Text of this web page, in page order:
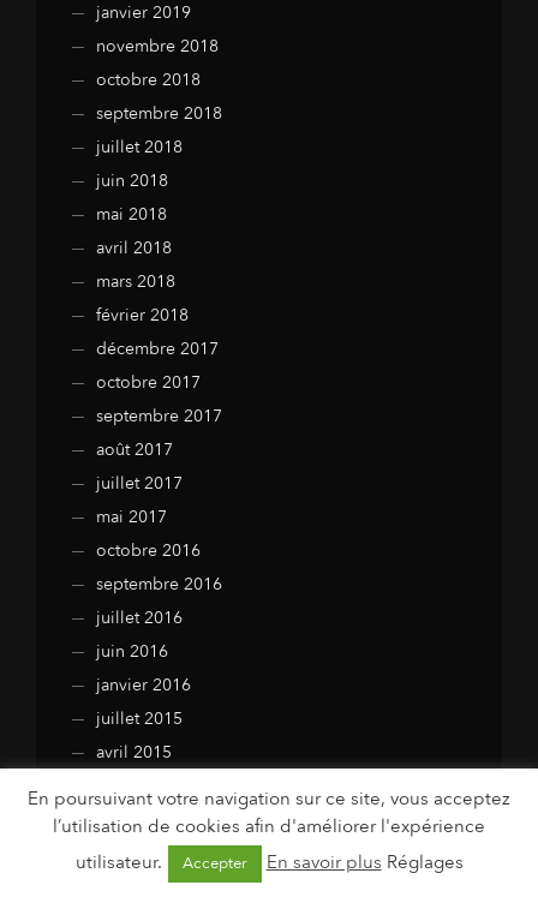
janvier 2019
novembre 2018
octobre 2018
septembre 2018
juillet 2018
juin 2018
mai 2018
avril 2018
mars 2018
février 2018
décembre 2017
octobre 2017
septembre 2017
août 2017
juillet 2017
mai 2017
octobre 2016
septembre 2016
juillet 2016
juin 2016
janvier 2016
juillet 2015
avril 2015
février 2015
janvier 2015
décembre 2014
En poursuivant votre navigation sur ce site, vous acceptez
l’utilisation de cookies afin d'améliorer l'expérience
utilisateur.
Accepter En savoir plus Réglages